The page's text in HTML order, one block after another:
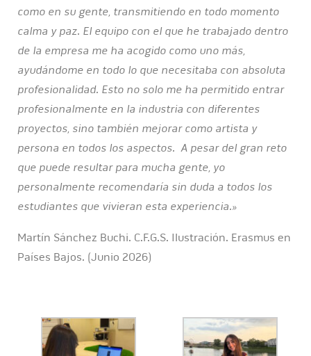
como en su gente, transmitiendo en todo momento
calma y paz. El equipo con el que he trabajado dentro
de la empresa me ha acogido como uno más,
ayudándome en todo lo que necesitaba con absoluta
profesionalidad. Esto no solo me ha permitido entrar
profesionalmente en la industria con diferentes
proyectos, sino también mejorar como artista y
persona en todos los aspectos. A pesar del gran reto
que puede resultar para mucha gente, yo
personalmente recomendaría sin duda a todos los
estudiantes que vivieran esta experiencia.»
Martín Sánchez Buchi. C.F.G.S. Ilustración. Erasmus en
Países Bajos. (Junio 2026)